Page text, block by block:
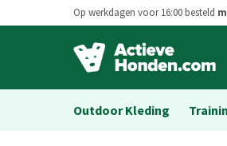
Op werkdagen voor 16:00 besteld
Outdoor Kleding